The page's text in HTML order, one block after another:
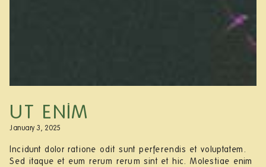
UT ENIM
January 3, 2025
Incidunt dolor ratione odit sunt perferendis et voluptatem.
Sed itaque et eum rerum rerum sint et hic. Molestiae enim